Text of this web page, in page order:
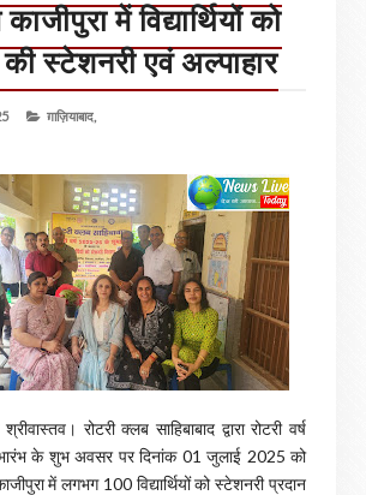
में विद्यार्थियों को
की स्टेशनरी एवं अल्पाहार
ग़ाज़ियाबाद,
रोटरी क्लब साहिबाबाद द्वारा रोटरी वर्ष
के शुभ अवसर पर दिनांक 01 जुलाई 2025 को
में लगभग 100 विद्यार्थियों को स्टेशनरी प्रदान